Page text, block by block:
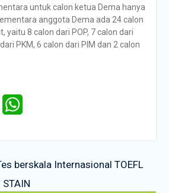
untuk calon ketua Dema hanya
anggota Dema ada 24 calon
yaitu 8 calon dari POP, 7 calon dari
PKM, 6 calon dari PIM dan 2 calon
Telegram
berskala Internasional TOEFL